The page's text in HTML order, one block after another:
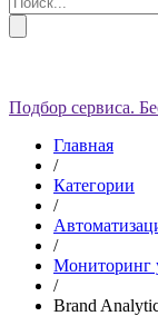
Подбор сервиса.
Главная
/
Категории
/
/
Мониторинг
/
Brand